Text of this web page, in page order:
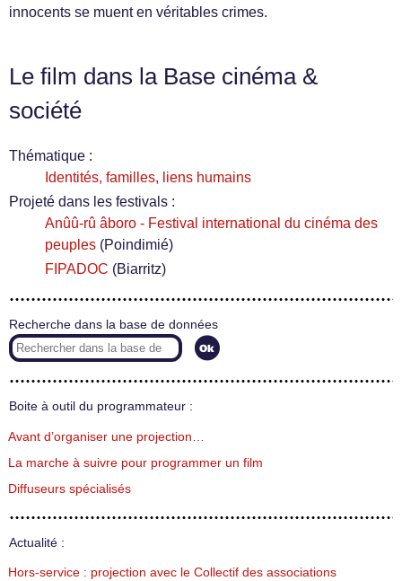
innocents se muent en véritables crimes.
Le film dans la Base cinéma &
société
Thématique :
Identités, familles, liens humains
Projeté dans les festivals :
Anûû-rû âboro - Festival international du cinéma des
peuples (Poindimié)
FIPADOC (Biarritz)
Recherche dans la base de données
Boite à outil du programmateur :
Avant d’organiser une projection…
La marche à suivre pour programmer un film
Diffuseurs spécialisés
Actualité :
Hors-service : projection avec le Collectif des associations